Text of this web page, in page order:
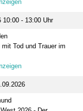
10:00 - 13:00 Uhr
mit Tod und Trauer im